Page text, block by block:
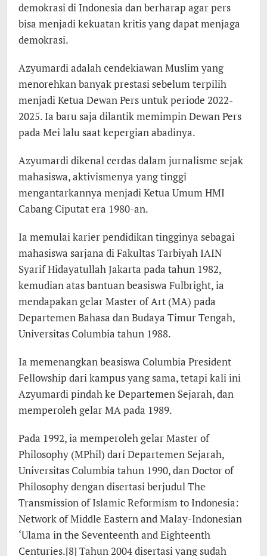
demokrasi di Indonesia dan berharap agar pers
bisa menjadi kekuatan kritis yang dapat menjaga
demokrasi.
Azyumardi adalah cendekiawan Muslim yang
menorehkan banyak prestasi sebelum terpilih
menjadi Ketua Dewan Pers untuk periode 2022-
2025. Ia baru saja dilantik memimpin Dewan Pers
pada Mei lalu saat kepergian abadinya.
Azyumardi dikenal cerdas dalam jurnalisme sejak
mahasiswa, aktivismenya yang tinggi
mengantarkannya menjadi Ketua Umum HMI
Cabang Ciputat era 1980-an.
Ia memulai karier pendidikan tingginya sebagai
mahasiswa sarjana di Fakultas Tarbiyah IAIN
Syarif Hidayatullah Jakarta pada tahun 1982,
kemudian atas bantuan beasiswa Fulbright, ia
mendapakan gelar Master of Art (MA) pada
Departemen Bahasa dan Budaya Timur Tengah,
Universitas Columbia tahun 1988.
Ia memenangkan beasiswa Columbia President
Fellowship dari kampus yang sama, tetapi kali ini
Azyumardi pindah ke Departemen Sejarah, dan
memperoleh gelar MA pada 1989.
Pada 1992, ia memperoleh gelar Master of
Philosophy (MPhil) dari Departemen Sejarah,
Universitas Columbia tahun 1990, dan Doctor of
Philosophy dengan disertasi berjudul The
Transmission of Islamic Reformism to Indonesia:
Network of Middle Eastern and Malay-Indonesian
‘Ulama in the Seventeenth and Eighteenth
Centuries.[8] Tahun 2004 disertasi yang sudah